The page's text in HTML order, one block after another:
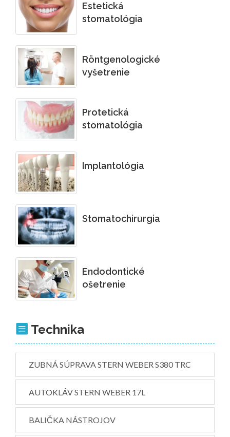
Estetická
stomatológia
Röntgenologické
vyšetrenie
Protetická
stomatológia
Implantológia
Stomatochirurgia
Endodontické
ošetrenie
Technika
ZUBNÁ SÚPRAVA STERN WEBER S380 TRC
AUTOKLÁV STERN WEBER 17L
BALIČKA NÁSTROJOV